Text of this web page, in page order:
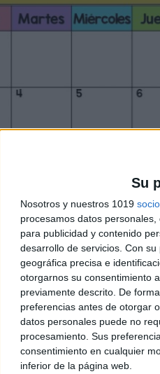
Su
Nosotros y nuestros 1019
procesamos datos
para publicidad y contenido
desarrollo de servicios. Con su
geográfica precisa e
otorgarnos su consentimiento
previamente descrito. De
preferencias antes de otorgar
datos personales puede no
procesamiento. Sus
consentimiento en cualquier
inferior de la página web.